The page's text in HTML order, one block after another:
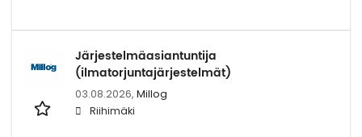
Järjestelmäasiantuntija
(ilmatorjuntajärjestelmät)
03.08.2026, Millog
Riihimäki